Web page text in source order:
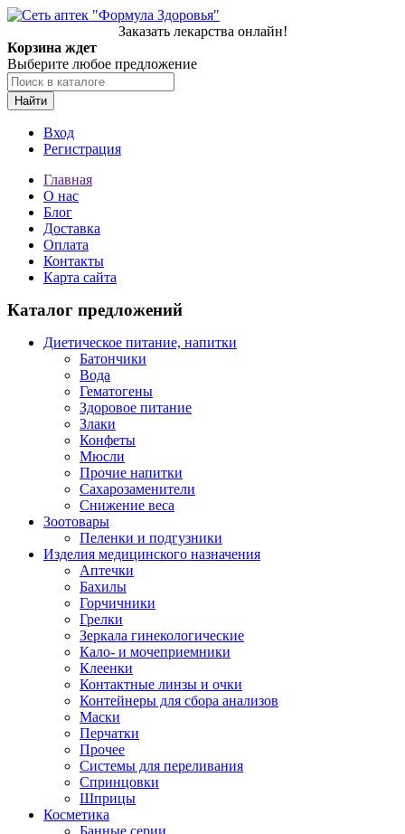
Заказать лекарства онлайн!
Корзина ждет
Выберите любое предложение
Найти
Вход
Регистрация
Главная
О нас
Блог
Доставка
Оплата
Контакты
Карта сайта
Каталог предложений
Диетическое питание, напитки
Батончики
Вода
Гематогены
Здоровое питание
Злаки
Конфеты
Мюсли
Прочие напитки
Сахарозаменители
Снижение веса
Зоотовары
Пеленки и подгузники
Изделия медицинского назначения
Аптечки
Бахилы
Горчичники
Грелки
Зеркала гинекологические
Кало- и мочеприемники
Клеенки
Контактные линзы и очки
Контейнеры для сбора анализов
Маски
Перчатки
Прочее
Системы для переливания
Спринцовки
Шприцы
Косметика
Банные серии